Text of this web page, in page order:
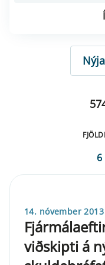
RÖÐUN
6
14. nóvember 2013
viðskipti á